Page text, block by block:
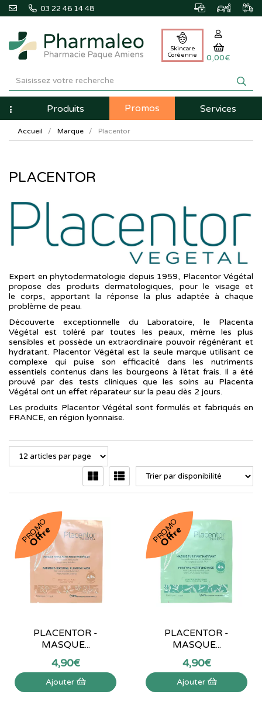
03 22 46 14 48
Pharmaleo
Pharmacie
Paque
Amiens
Skincare
Coréenne
0,00€
NavigationProduits Promos Services
Accueil Marque Placentor
PLACENTOR
Expert en phytodermatologie depuis 1959, Placentor Végétal
propose des produits dermatologiques, pour le visage et
le corps, apportant la réponse la plus adaptée à chaque
problème de peau.
Découverte exceptionnelle du Laboratoire, le Placenta
Végétal est toléré par toutes les peaux, même les plus
sensibles et possède un extraordinaire pouvoir régénérant et
hydratant. Placentor Végétal est la seule marque utilisant ce
complexe qui puise son efficacité dans les nutriments
essentiels contenus dans les bourgeons à l’état frais. Il a été
prouvé par des tests cliniques que les soins au Placenta
Végétal ont un effet réparateur sur la peau dès 2 jours.
Les produits Placentor Végétal sont formulés et fabriqués en
FRANCE, en région lyonnaise.
PROMO
Offre
PLACENTOR -
MASQUE...
4,90€
Ajouter
PROMO
Offre
PLACENTOR -
MASQUE...
4,90€
Ajouter